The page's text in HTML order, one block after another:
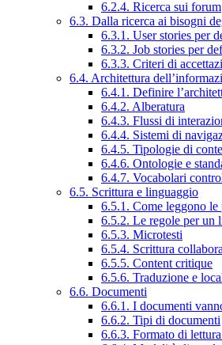
6.2.4. Ricerca sui forum
6.3. Dalla ricerca ai bisogni
6.3.1. User stories per
6.3.2. Job stories per
6.3.3. Criteri di
6.4. Architettura
6.4.1. Definire
6.4.2. Alberatura
6.4.3. Flussi di
6.4.4. Sistemi di
6.4.5. Tipologie di
6.4.6. Ontologie e
6.4.7. Vocabolari
6.5. Scrittura e linguaggio
6.5.1. Come leggono le
6.5.2. Le regole per un
6.5.3. Microtesti
6.5.4. Scrittura
6.5.5. Content critique
6.5.6. Traduzione e
6.6. Documenti
6.6.1. I documenti
6.6.2. Tipi di documenti
6.6.3. Formato di